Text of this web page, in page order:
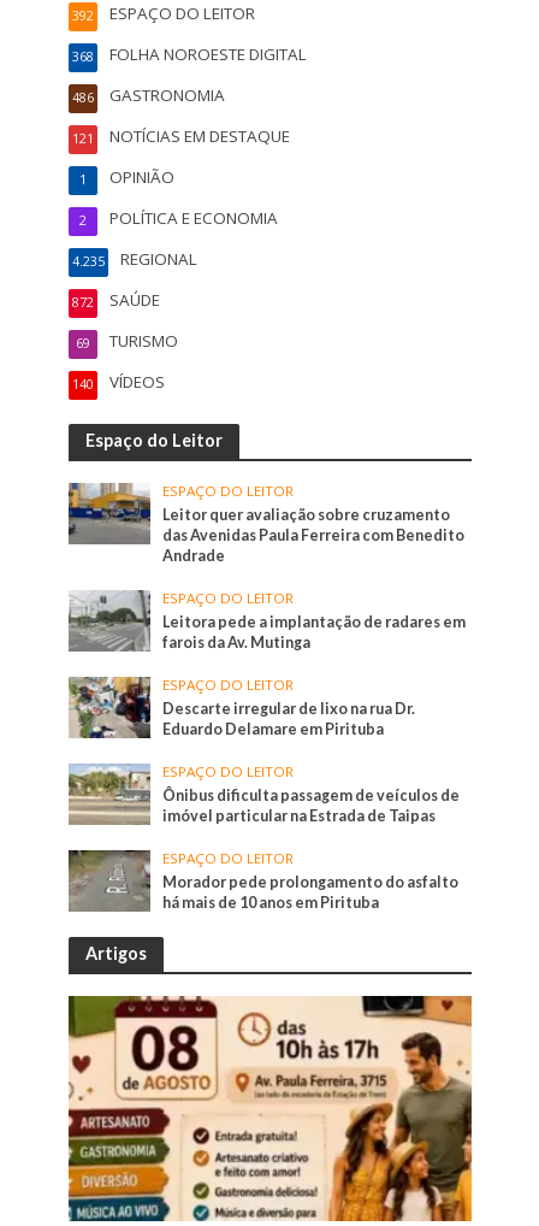
ESPAÇO DO LEITOR
392
FOLHA NOROESTE DIGITAL
368
GASTRONOMIA
486
NOTÍCIAS EM DESTAQUE
121
OPINIÃO
1
POLÍTICA E ECONOMIA
2
REGIONAL
4.235
SAÚDE
872
TURISMO
69
VÍDEOS
140
Espaço do Leitor
ESPAÇO DO LEITOR
Leitor quer avaliação sobre cruzamento
das Avenidas Paula Ferreira com Benedito
Andrade
ESPAÇO DO LEITOR
Leitora pede a implantação de radares em
farois da Av. Mutinga
ESPAÇO DO LEITOR
Descarte irregular de lixo na rua Dr.
Eduardo Delamare em Pirituba
ESPAÇO DO LEITOR
Ônibus dificulta passagem de veículos de
imóvel particular na Estrada de Taipas
ESPAÇO DO LEITOR
Morador pede prolongamento do asfalto
há mais de 10 anos em Pirituba
Artigos